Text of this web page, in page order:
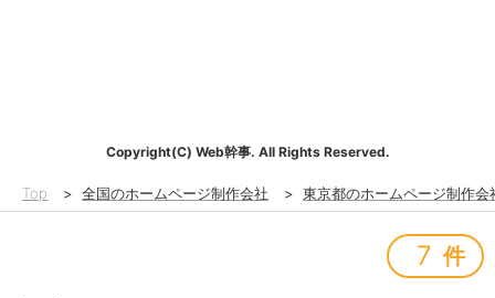
Copyright(C) Web幹事. All Rights Reserved.
Top > 全国のホームページ制作会社 > 東京都のホームページ制作会
7 件